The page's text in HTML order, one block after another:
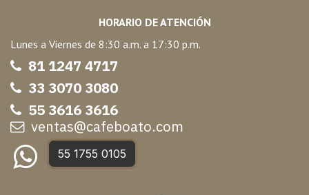
HORARIO DE ATENCIÓN
Lunes a Viernes de 8:30 a.m. a 17:30 p.m.
81 1247 4717
33 3070 3080
55 3616 3616
ventas@cafeboato.com
55 1755 0105